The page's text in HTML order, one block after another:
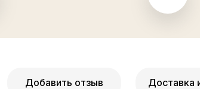
Добавить отзыв Доставка